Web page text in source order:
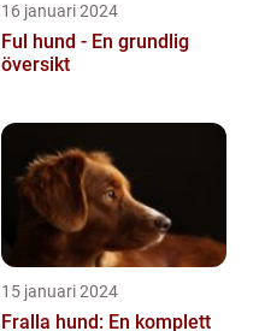
16 januari 2024
Ful hund - En grundlig
översikt
15 januari 2024
Fralla hund: En komplett